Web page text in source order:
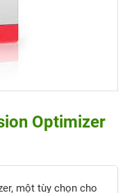
Optimizer
một tùy chọn cho